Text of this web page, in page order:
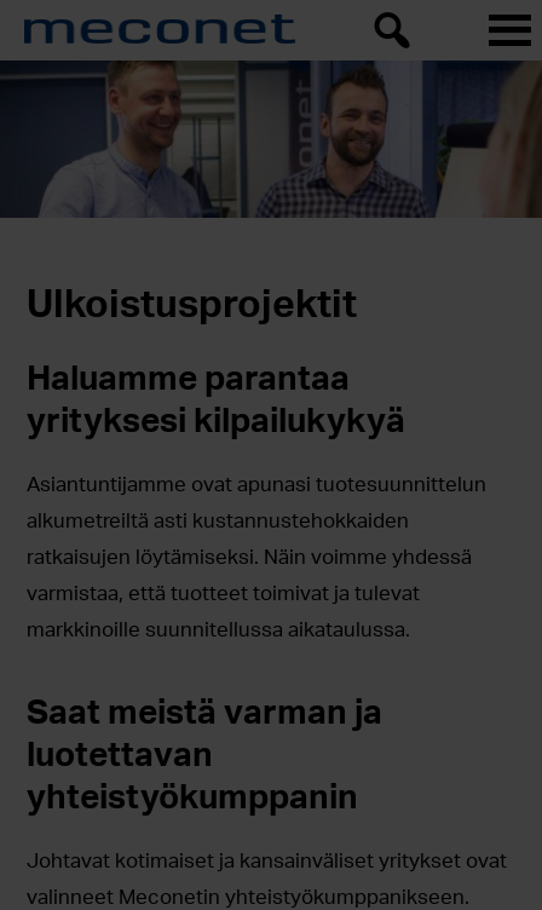
Ulkoistusprojektit
Haluamme parantaa
yrityksesi kilpailukykyä
Asiantuntijamme ovat apunasi tuotesuunnittelun
alkumetreiltä asti kustannustehokkaiden
ratkaisujen löytämiseksi. Näin voimme yhdessä
varmistaa, että tuotteet toimivat ja tulevat
markkinoille suunnitellussa aikataulussa.
Saat meistä varman ja
luotettavan
yhteistyökumppanin
Johtavat kotimaiset ja kansainväliset yritykset ovat
valinneet Meconetin yhteistyökumppanikseen.